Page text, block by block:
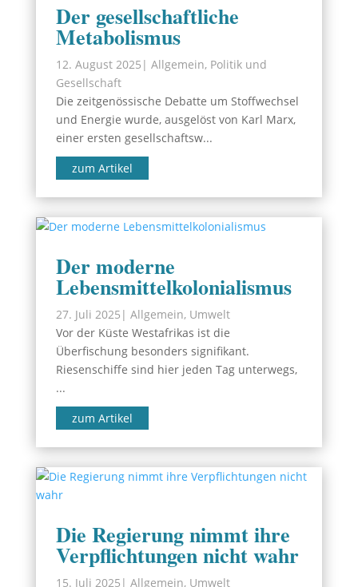
Der gesellschaftliche
Metabolismus
12. August 2025 | Allgemein, Politik und
Gesellschaft
Die zeitgenössische Debatte um Stoffwechsel
und Energie wurde, ausgelöst von Karl Marx,
einer ersten gesellschaftsw...
zum Artikel
Der moderne
Lebensmittelkolonialismus
27. Juli 2025 | Allgemein, Umwelt
Vor der Küste Westafrikas ist die
Überfischung besonders signifikant.
Riesenschiffe sind hier jeden Tag unterwegs,
...
zum Artikel
Die Regierung nimmt ihre
Verpflichtungen nicht wahr
15. Juli 2025 | Allgemein, Umwelt